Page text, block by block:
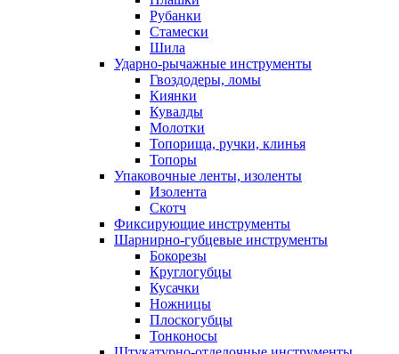
Рубанки
Стамески
Шила
Ударно-рычажные инструменты
Гвоздодеры, ломы
Киянки
Кувалды
Молотки
Топорища, ручки, клинья
Топоры
Упаковочные ленты, изоленты
Изолента
Скотч
Фиксирующие инструменты
Шарнирно-губцевые инструменты
Бокорезы
Круглогубцы
Кусачки
Ножницы
Плоскогубцы
Тонконосы